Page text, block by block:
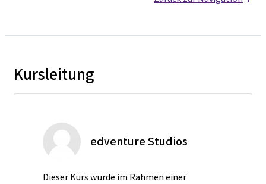
Kursleitung
edventure Studios
Dieser Kurs wurde im Rahmen einer